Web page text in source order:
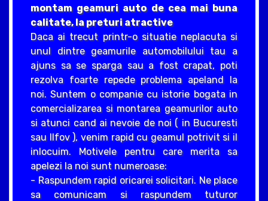
montam geamuri auto de cea mai buna
calitate, la preturi atractive
Daca ai trecut printr-o situatie neplacuta si
unul dintre geamurile automobilului tau a
ajuns sa se sparga sau a fost crapat, poti
rezolva foarte repede problema apeland la
noi. Suntem o companie cu istorie bogata in
comercializarea si montarea geamurilor auto
si atunci cand ai nevoie de noi ( in Bucuresti
sau Ilfov ), venim rapid cu geamul potrivit si il
inlocuim. Motivele pentru care merita sa
apelezi la noi sunt numeroase:
- Raspundem rapid oricarei solicitari. Ne place
sa comunicam si raspundem tuturor